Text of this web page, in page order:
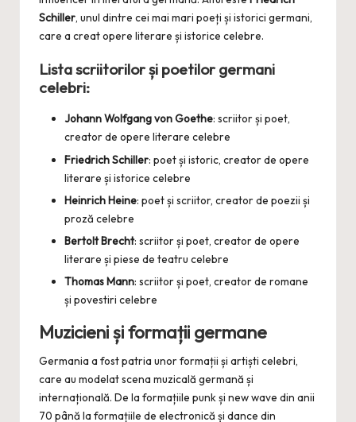
Schiller, unul dintre cei mai mari poeți și istorici germani,
care a creat opere literare și istorice celebre.
Lista scriitorilor și poetilor germani
celebri:
Johann Wolfgang von Goethe: scriitor și poet,
creator de opere literare celebre
Friedrich Schiller: poet și istoric, creator de opere
literare și istorice celebre
Heinrich Heine: poet și scriitor, creator de poezii și
proză celebre
Bertolt Brecht: scriitor și poet, creator de opere
literare și piese de teatru celebre
Thomas Mann: scriitor și poet, creator de romane
și povestiri celebre
Muzicieni și formații germane
Germania a fost patria unor formații și artiști celebri,
care au modelat scena muzicală germană și
internațională. De la formațiile punk și new wave din anii
70 până la formațiile de electronică și dance din